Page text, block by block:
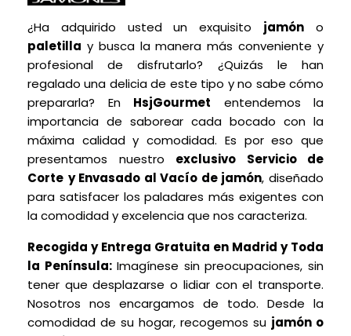
¿Ha adquirido usted un exquisito jamón o
paletilla y busca la manera más conveniente y
profesional de disfrutarlo? ¿Quizás le han
regalado una delicia de este tipo y no sabe cómo
prepararla? En HsjGourmet entendemos la
importancia de saborear cada bocado con la
máxima calidad y comodidad. Es por eso que
presentamos nuestro exclusivo Servicio de
Corte y Envasado al Vacío de jamón, diseñado
para satisfacer los paladares más exigentes con
la comodidad y excelencia que nos caracteriza.
Recogida y Entrega Gratuita en Madrid y Toda
la Península:Imagínese sin preocupaciones, sin
tener que desplazarse o lidiar con el transporte.
Nosotros nos encargamos de todo. Desde la
comodidad de su hogar, recogemos su jamón o